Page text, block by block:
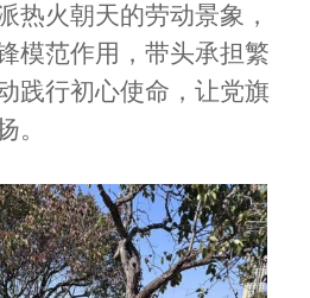
热火朝天的劳动景象，
模范作用，带头承担繁
践行初心使命，让党旗
。